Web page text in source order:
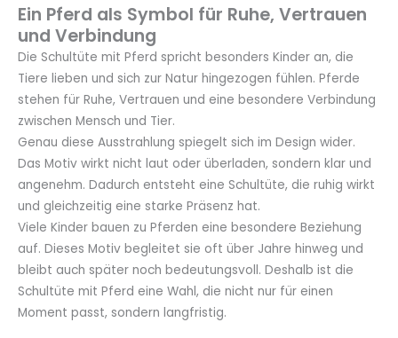
Ein Pferd als Symbol für Ruhe, Vertrauen
und Verbindung
Die Schultüte mit Pferd spricht besonders Kinder an, die
Tiere lieben und sich zur Natur hingezogen fühlen. Pferde
stehen für Ruhe, Vertrauen und eine besondere Verbindung
zwischen Mensch und Tier.
Genau diese Ausstrahlung spiegelt sich im Design wider.
Das Motiv wirkt nicht laut oder überladen, sondern klar und
angenehm. Dadurch entsteht eine Schultüte, die ruhig wirkt
und gleichzeitig eine starke Präsenz hat.
Viele Kinder bauen zu Pferden eine besondere Beziehung
auf. Dieses Motiv begleitet sie oft über Jahre hinweg und
bleibt auch später noch bedeutungsvoll. Deshalb ist die
Schultüte mit Pferd eine Wahl, die nicht nur für einen
Moment passt, sondern langfristig.